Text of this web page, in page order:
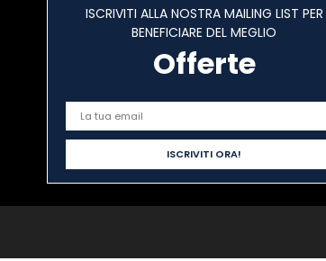
Cavo Ø1-13mm
ISCRIVITI ALLA NOSTRA MAILING LIST PER
BENEFICIARE DEL MEGLIO
Offerte